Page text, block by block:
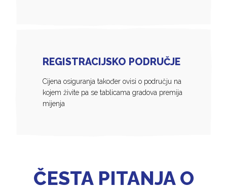
REGISTRACIJSKO PODRUČJE
Cijena osiguranja također ovisi o području na
kojem živite pa se tablicama gradova premija
mijenja
ČESTA PITANJA O